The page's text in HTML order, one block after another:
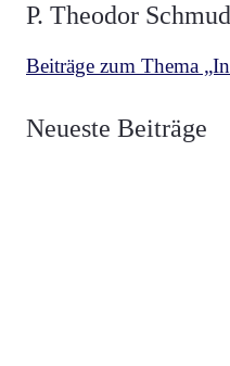
P. Theodor
Beiträge zum Thema
Neueste Beiträge
BETRACHTUNGEN MESCHLER
Über die zwei Fahnen